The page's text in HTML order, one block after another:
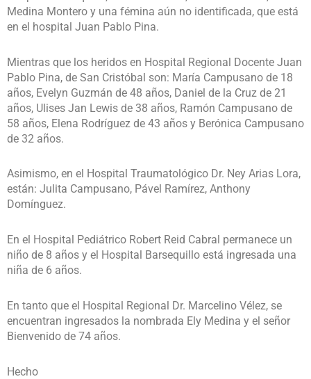
Medina Montero y una fémina aún no identificada, que está
en el hospital Juan Pablo Pina.
Mientras que los heridos en Hospital Regional Docente Juan
Pablo Pina, de San Cristóbal son: María Campusano de 18
años, Evelyn Guzmán de 48 años, Daniel de la Cruz de 21
años, Ulises Jan Lewis de 38 años, Ramón Campusano de
58 años, Elena Rodríguez de 43 años y Berónica Campusano
de 32 años.
Asimismo, en el Hospital Traumatológico Dr. Ney Arias Lora,
están: Julita Campusano, Pável Ramírez, Anthony
Domínguez.
En el Hospital Pediátrico Robert Reid Cabral permanece un
niño de 8 años y el Hospital Barsequillo está ingresada una
niña de 6 años.
En tanto que el Hospital Regional Dr. Marcelino Vélez, se
encuentran ingresados la nombrada Ely Medina y el señor
Bienvenido de 74 años.
Hecho